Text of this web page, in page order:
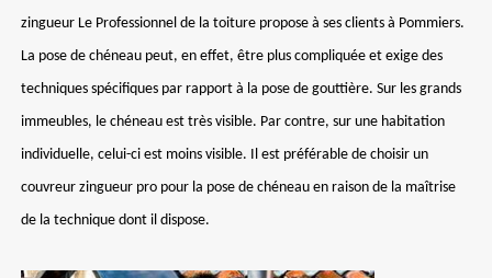
zingueur Le Professionnel de la toiture propose à ses clients à Pommiers.
La pose de chéneau peut, en effet, être plus compliquée et exige des
techniques spécifiques par rapport à la pose de gouttière. Sur les grands
immeubles, le chéneau est très visible. Par contre, sur une habitation
individuelle, celui-ci est moins visible. Il est préférable de choisir un
couvreur zingueur pro pour la pose de chéneau en raison de la maîtrise
de la technique dont il dispose.